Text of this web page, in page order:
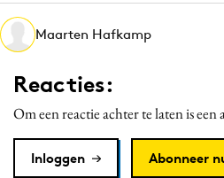
Media
Merkstrategie
PR
Programmatic
Reputatie & crisis
Maarten Hafkamp
Reacties:
Om een reactie achter te laten is een
Inloggen Abonneer